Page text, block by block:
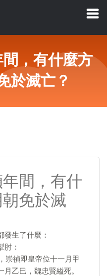
，有什麼方
於滅亡？
間，有什
免於滅
發生了什麼：
肘：
崇禎即皇帝位十一月甲
乙巳，魏忠賢縊死。